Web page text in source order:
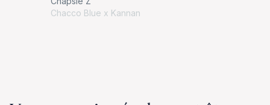
Chacco Blue x Kannan